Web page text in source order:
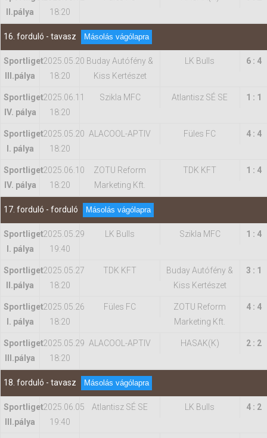
II.pálya
18:20
16. forduló - tavasz Másolás vágólapra
Sportliget
IIl.pálya
2025.05.20
18:20
Buday Autófény &
Kiss Kertészet
LK Bulls 6 : 4
Sportliget
IV. pálya
2025.06.11
18:20
Szikla MFC Atlantisz SÉ SE 1 : 1
Sportliget
I. pálya
2025.05.20
18:20
ALACOOL-APTIV Füles FC 4 : 4
Sportliget
IV. pálya
2025.06.10
18:20
ZOTU Reform
Marketing Kft.
TDK KFT 1 : 4
17. forduló - forduló Másolás vágólapra
Sportliget
I. pálya
2025.05.29
19:40
LK Bulls Szikla MFC 1 : 4
Sportliget
II.pálya
2025.05.27
18:20
TDK KFT
Buday Autófény &
Kiss Kertészet
3 : 1
Sportliget
I. pálya
2025.05.26
18:20
Füles FC
ZOTU Reform
Marketing Kft.
4 : 4
Sportliget
IIl.pálya
2025.05.29
18:20
ALACOOL-APTIV HASAK(K) 2 : 2
18. forduló - tavasz Másolás vágólapra
Sportliget
IIl.pálya
2025.06.05
19:40
Atlantisz SÉ SE LK Bulls 4 : 2